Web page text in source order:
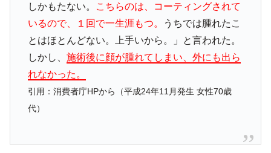
しかもたない。
こちらのは、コーティングされて
いるので、１回で一生涯もつ。
うちでは腫れたこ
とはほとんどない。上手いから。」と言われた。
しかし、 施術後に顔が腫れてしまい、外にも出ら
れなかった。
引用：消費者庁HPから（平成24年11月発生 女性70歳
代）